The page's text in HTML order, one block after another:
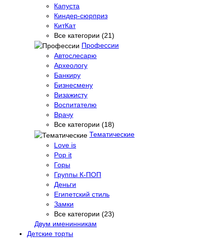
Капуста
Киндер-сюрприз
КитКат
Все категории (21)
Профессии
Автослесарю
Археологу
Банкиру
Бизнесмену
Визажисту
Воспитателю
Врачу
Все категории (18)
Тематические
Love is
Pop it
Горы
Группы К-ПОП
Деньги
Египетский стиль
Замки
Все категории (23)
Двум именинникам
Детские торты